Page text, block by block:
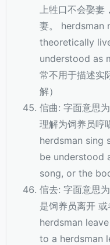
上牲口不会娶妻
妻。 herdsman
theoretically
understood as
常不用于描述实
解）
倌曲: 字面意思
理解为饲养员哼
herdsman sing
be understood
song, or the
倌去: 字面意思
是饲养员离开 或
herdsman
to a herdsman